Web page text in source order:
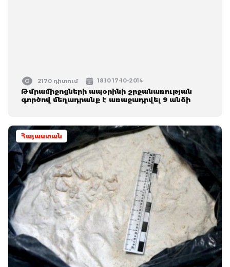
2170 դիտում 18:10 17-10-2014
Թմրամիջոցների ապօրինի շրջանառության
գործով մեղադրանք է առաջադրվել 9 անձի
Հայաստան